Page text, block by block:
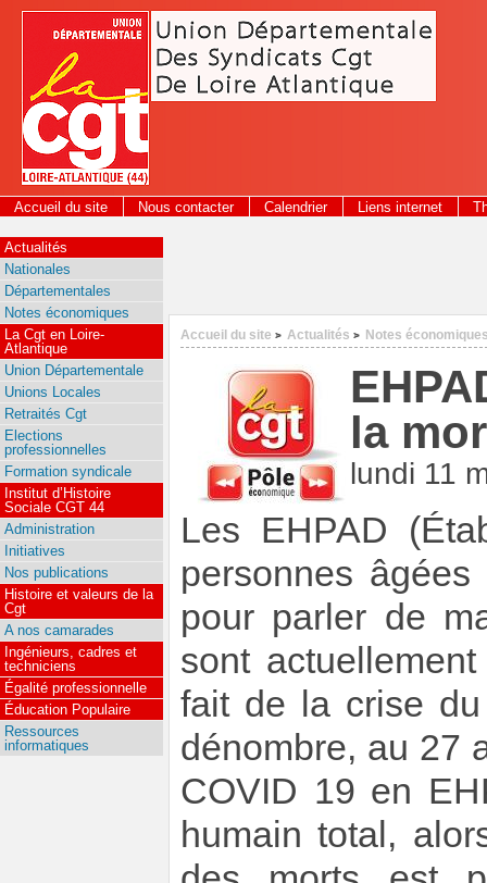
Panneau de gestion des cookies
Accueil du site Nous contacter Calendrier Liens internet
2026
Accueil du site > Actualités > Notes
la
lundi 11
Les EHPAD
personnes
pour parler de
sont
fait de la crise
dénombre, au 27
COVID 19 en
humain total,
Actualités
Nationales
Départementales
Notes économiques
La Cgt en Loire-
Atlantique
Union Départementale
Unions Locales
Retraités Cgt
Elections
professionnelles
Formation syndicale
Institut d’Histoire
Sociale CGT 44
Administration
Initiatives
Nos publications
Histoire et valeurs de la
Cgt
A nos camarades
Ingénieurs, cadres et
techniciens
Égalité professionnelle
Éducation Populaire
Ressources
informatiques